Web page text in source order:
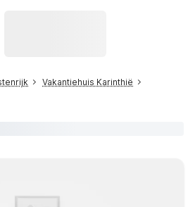
Vakantiehuis Karinthië